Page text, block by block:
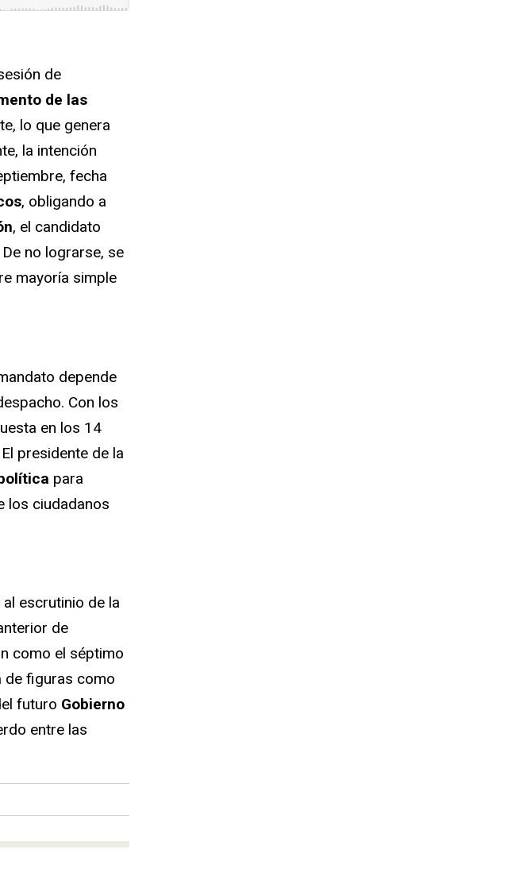
de
de las
lo que genera
la intención
fecha
, obligando a
, el candidato
no lograrse, se
mayoría simple
depende
Con los
en los 14
presidente de la
para
los ciudadanos
escrutinio de la
de
como el séptimo
de figuras como
futuro Gobierno
entre las